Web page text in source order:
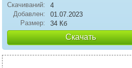
Скачиваний:
4
Добавлен:
01.07.2023
Размер:
34 Кб
Скачать